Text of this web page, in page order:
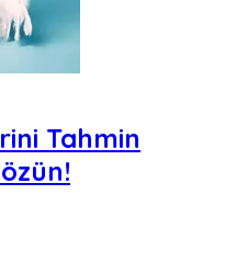
Tahmin